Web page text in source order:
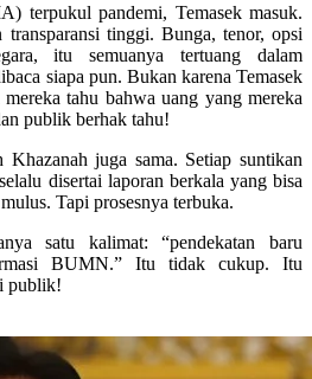
terpukul pandemi, Temasek masuk.
transparansi tinggi. Bunga, tenor, opsi
itu semuanya tertuang dalam
siapa pun. Bukan karena Temasek
tahu bahwa uang yang mereka
publik berhak tahu!
juga sama. Setiap suntikan
disertai laporan berkala yang bisa
Tapi prosesnya terbuka.
satu kalimat: “pendekatan baru
BUMN.” Itu tidak cukup. Itu
publik!